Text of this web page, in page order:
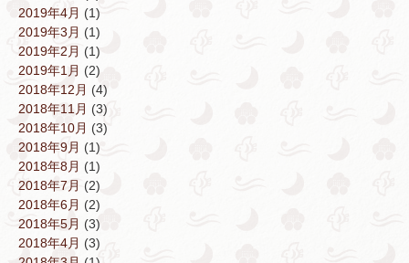
2019年4月 (1)
2019年3月 (1)
2019年2月 (1)
2019年1月 (2)
2018年12月 (4)
2018年11月 (3)
2018年10月 (3)
2018年9月 (1)
2018年8月 (1)
2018年7月 (2)
2018年6月 (2)
2018年5月 (3)
2018年4月 (3)